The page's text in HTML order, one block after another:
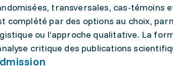
transversales, cas-témoins
complété par des options au choix,
ou l’approche qualitative. La
critique des publications